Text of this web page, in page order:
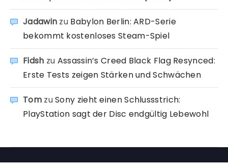
Jadawin zu Babylon Berlin: ARD-Serie
bekommt kostenloses Steam-Spiel
Fidsh zu Assassin’s Creed Black Flag Resynced:
Erste Tests zeigen Stärken und Schwächen
TomzuSony zieht einen Schlussstrich:
PlayStation sagt der Disc endgültig Lebewohl